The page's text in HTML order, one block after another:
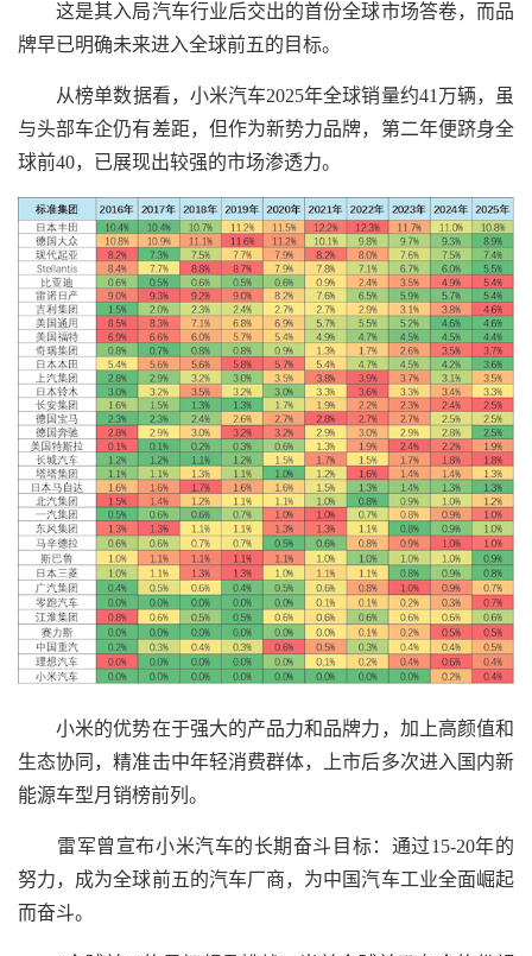
这是其入局汽车行业后交出的首份全球市场答卷，而品
牌早已明确未来进入全球前五的目标。
从榜单数据看，小米汽车2025年全球销量约41万辆，虽
与头部车企仍有差距，但作为新势力品牌，第二年便跻身全
球前40，已展现出较强的市场渗透力。
小米的优势在于强大的产品力和品牌力，加上高颜值和
生态协同，精准击中年轻消费群体，上市后多次进入国内新
能源车型月销榜前列。
雷军曾宣布小米汽车的长期奋斗目标：通过15-20年的
努力，成为全球前五的汽车厂商，为中国汽车工业全面崛起
而奋斗。